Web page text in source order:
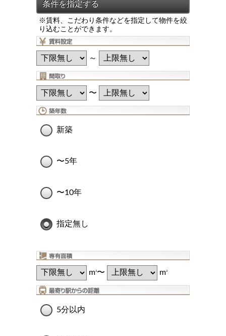
※賃料、こだわり条件などを指定して物件を絞
り込むことができます。
～
〜
新築
〜5年
〜10年
指定無し
m2〜 m2
5分以内